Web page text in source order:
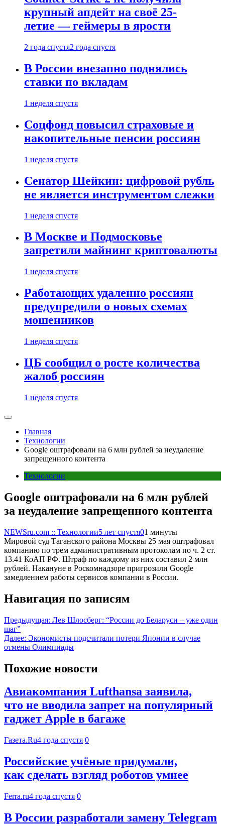
крупный апдейт на своё 25-
летие — геймеры в ярости
2 года спустя2 года спустя
В России внезапно поднялись
ставки по вкладам
1 неделя спустя
Соцфонд повысил страховые и
накопительные пенсии россиян
1 неделя спустя
Сенатор Шейкин: цифровой рубль
не является инструментом слежки
1 неделя спустя
В Москве и Подмосковье
запретили майнинг криптовалюты
1 неделя спустя
Работающих удаленно россиян
предупредили о новых схемах
мошенников
1 неделя спустя
ЦБ сообщил о росте количества
жалоб россиян
1 неделя спустя
Главная
Технологии
Google оштрафовали на 6 млн рублей за неудаление
запрещенного контента
Технологии
Google оштрафовали на 6 млн рублей
за неудаление запрещенного контента
NEWSru.com :: Технологии5 лет спустя01 минуты
Мировой суд Таганского района Москвы 25 мая оштрафовал
компанию по трем административным протоколам по ч. 2 ст.
13.41 КоАП РФ. Штраф по каждому из них составил 2 млн
рублей. Накануне в Роскомнадзоре пригрозили Google
замедлением работы сервисов компании в России.
Навигация по записям
Предыдущая: Лев Шлосберг: “России до Беларуси – уже один
шаг”
Далее: Экономисты подсчитали потери Японии в случае
отмены Олимпиады
Похожие новости
Авиакомпания Lufthansa заявила,
что не вводила запрет на популярный
гаджет Apple в багаже
Газета.Ru4 года спустя 0
Российские учёные придумали,
как сделать взгляд роботов умнее
Ferra.ru4 года спустя 0
В России разработали замену Telegram